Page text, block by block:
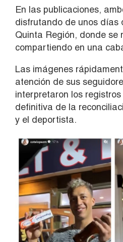
En las publicaciones,
disfrutando de unos días
Quinta Región, donde se
compartiendo en una
Las imágenes
atención de sus
interpretaron los
definitiva de la
y el deportista.